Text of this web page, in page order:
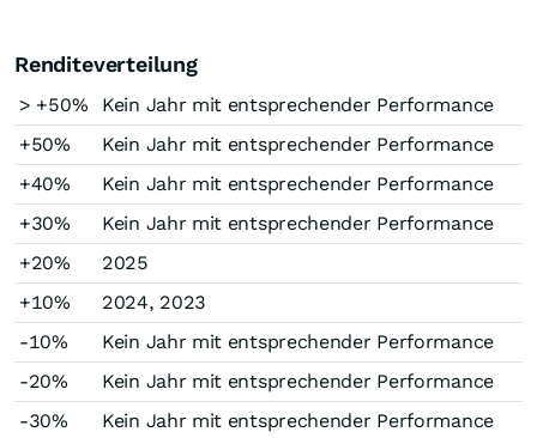
Renditeverteilung
> +50%
Kein Jahr mit entsprechender Performance
+50%
Kein Jahr mit entsprechender Performance
+40%
Kein Jahr mit entsprechender Performance
+30%
Kein Jahr mit entsprechender Performance
+20%
2025
+10%
2024, 2023
-10%
Kein Jahr mit entsprechender Performance
-20%
Kein Jahr mit entsprechender Performance
-30%
Kein Jahr mit entsprechender Performance